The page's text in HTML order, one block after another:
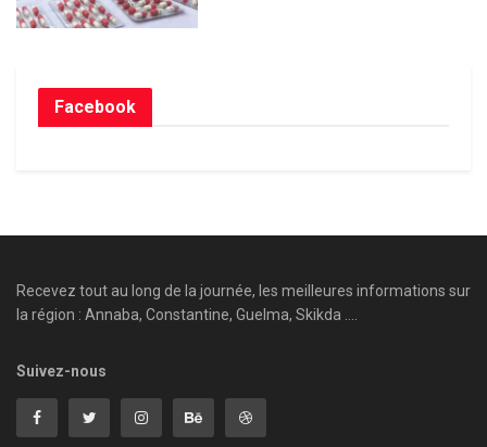
Facebook
Recevez tout au long de la journée, les meilleures informations sur
la région : Annaba, Constantine, Guelma, Skikda ....
Suivez-nous